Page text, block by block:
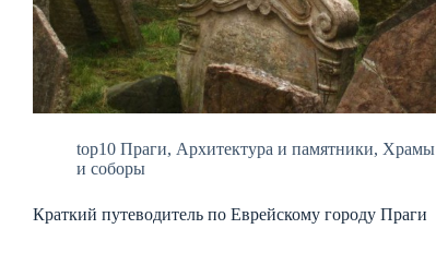
top10 Праги, Архитектура и памятники, Храмы
и соборы
Краткий путеводитель по Еврейскому городу Праги